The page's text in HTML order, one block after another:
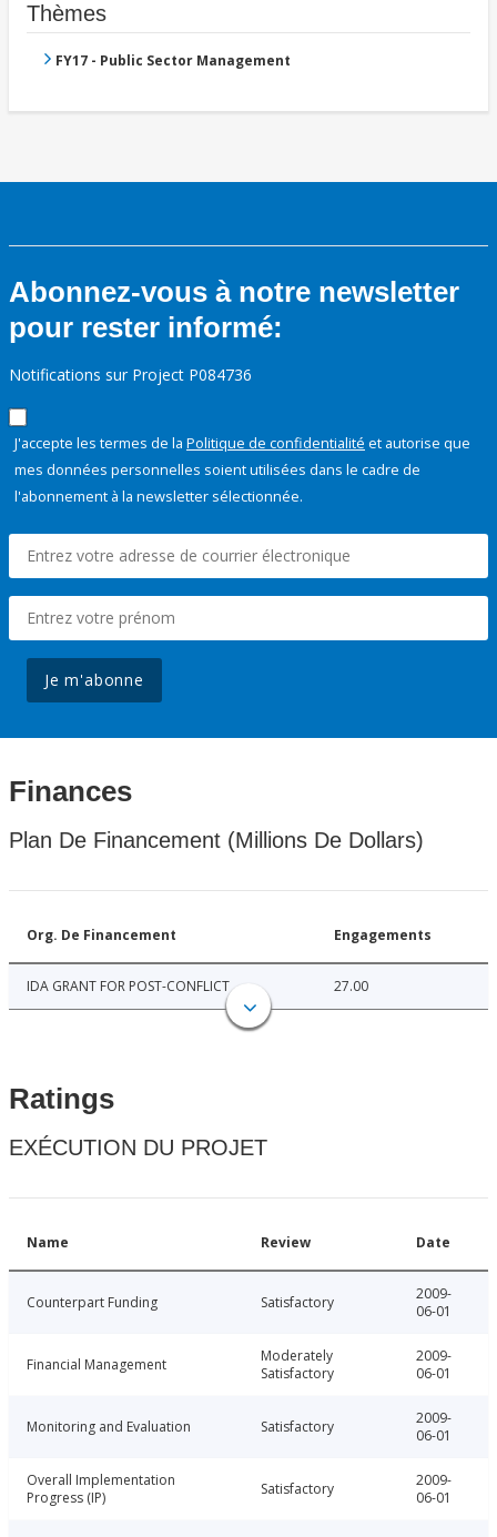
Thèmes
FY17 - Public Sector Management
Abonnez-vous à notre newsletter
pour rester informé:
Notifications sur Project P084736
J'accepte les termes de la Politique de confidentialité et autorise que
mes données personnelles soient utilisées dans le cadre de
l'abonnement à la newsletter sélectionnée.
Je m'abonne
Finances
Plan De Financement (Millions De Dollars)
Org. De Financement Engagements
IDA GRANT FOR POST-CONFLICT 27.00
Ratings
EXÉCUTION DU PROJET
Name Review Date
Counterpart Funding Satisfactory
2009-
06-01
Financial Management
Moderately
Satisfactory
2009-
06-01
Monitoring and Evaluation Satisfactory
2009-
06-01
Overall Implementation
Progress (IP)
Satisfactory
2009-
06-01